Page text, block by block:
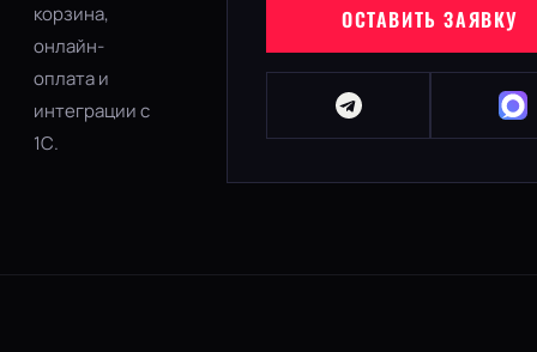
корзина,
онлайн-
оплата и
интеграции с
1С.
ОСТАВИТЬ ЗАЯВКУ